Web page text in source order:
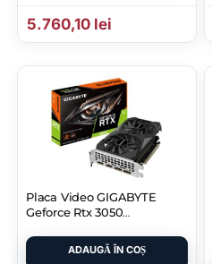
5.760,10 lei
Placa Video GIGABYTE
Geforce Rtx 3050
ADAUGĂ ÎN COȘ